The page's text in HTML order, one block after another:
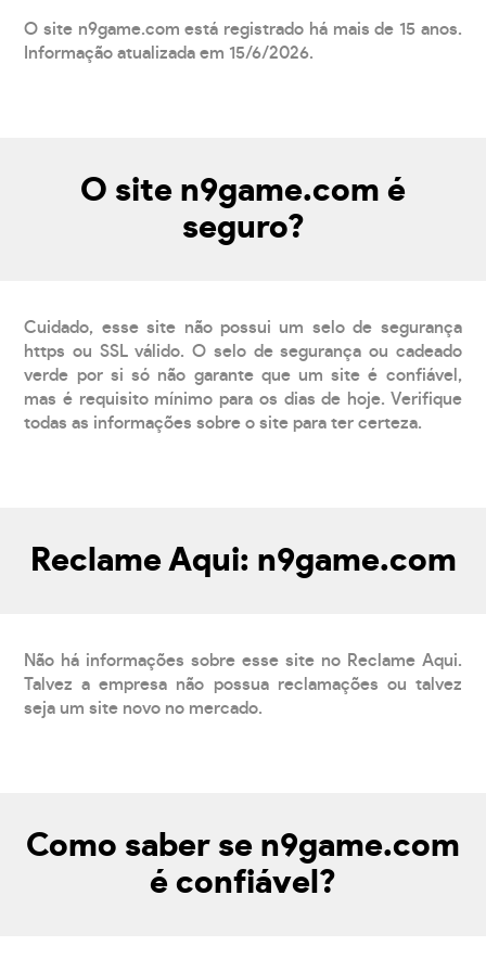
O site n9game.com está registrado há mais de 15 anos.
Informação atualizada em 15/6/2026.
O site n9game.com é
seguro?
Cuidado, esse site não possui um selo de segurança
https ou SSL válido. O selo de segurança ou cadeado
verde por si só não garante que um site é confiável,
mas é requisito mínimo para os dias de hoje. Verifique
todas as informações sobre o site para ter certeza.
Reclame Aqui: n9game.com
Não há informações sobre esse site no Reclame Aqui.
Talvez a empresa não possua reclamações ou talvez
seja um site novo no mercado.
Como saber se n9game.com
é confiável?